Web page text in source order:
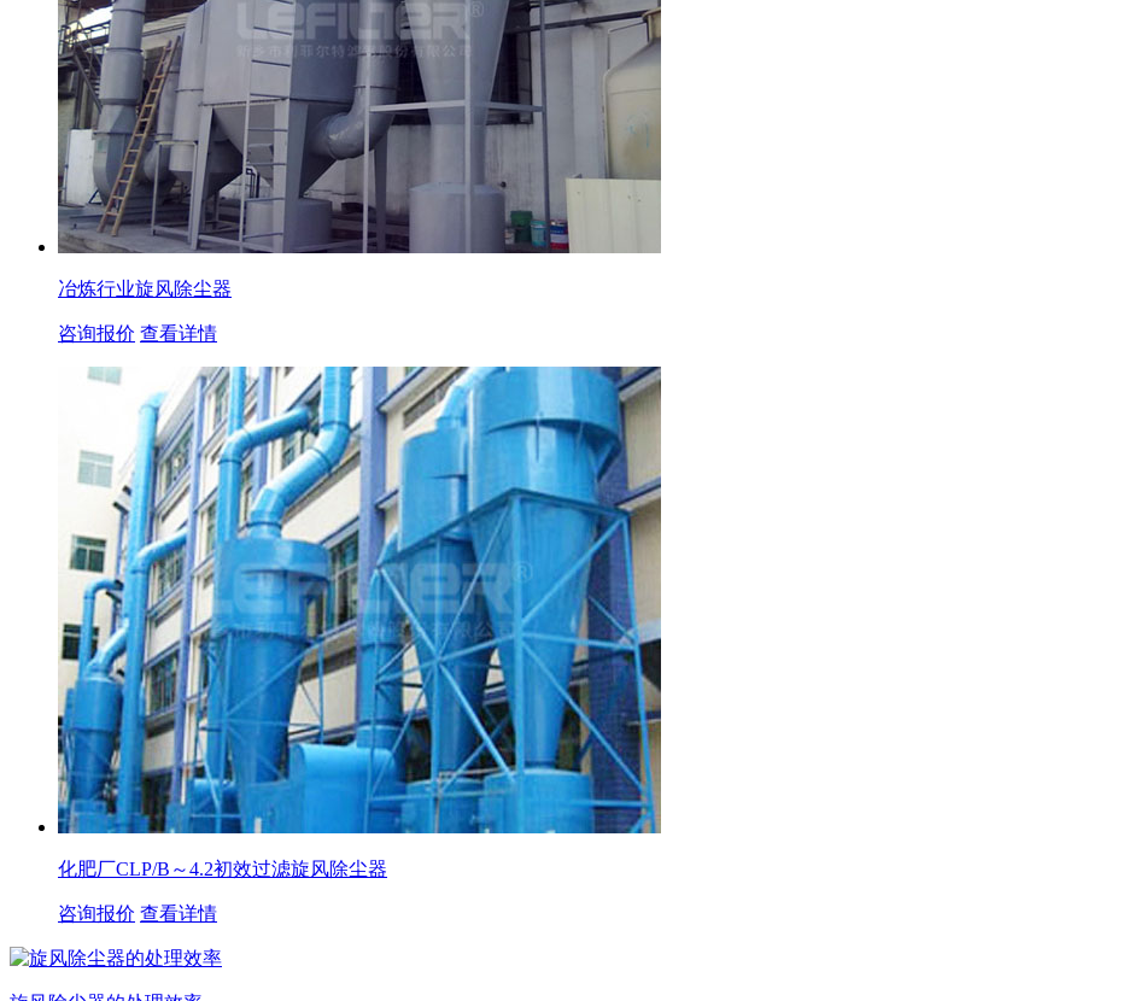
冶炼行业旋风除尘器
咨询报价 查看详情
化肥厂CLP/B～4.2初效过滤旋风除尘器
咨询报价 查看详情